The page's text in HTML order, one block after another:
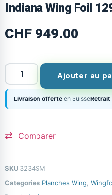
Indiana Wing Foil
CHF 949.00
Ajouter au
Livraison offerte en SuisseRetrait
Comparer
SKU 3234SM
Categories Planches Wing